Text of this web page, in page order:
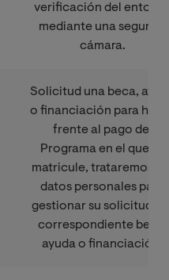
verificación del
mediante una segunda
cámara.
Solicitud una beca,
o financiación para
frente al pago del
Programa en el que se
matricule, trataremos
datos personales para
gestionar su solicitud y
correspondiente beca,
ayuda o financiación.